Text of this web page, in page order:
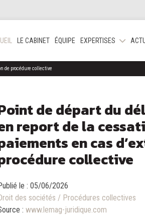
LE CABINET ÉQUIPE EXPERTISES
de procédure collective
de départ du
report de la
en cas
collective
le : 05/06/2026
des sociétés / Procédures collectives
: www.lemag-juridique.com